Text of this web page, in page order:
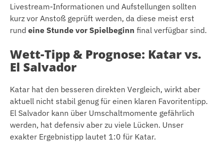
Livestream-Informationen und Aufstellungen sollten
kurz vor Anstoß geprüft werden, da diese meist erst
rund eine Stunde vor Spielbeginn final verfügbar sind.
Wett-Tipp & Prognose: Katar vs.
El Salvador
Katar hat den besseren direkten Vergleich, wirkt aber
aktuell nicht stabil genug für einen klaren Favoritentipp.
El Salvador kann über Umschaltmomente gefährlich
werden, hat defensiv aber zu viele Lücken. Unser
exakter Ergebnistipp lautet 1:0 für Katar.